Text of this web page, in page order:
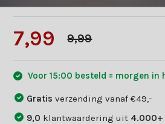
7,99 9,99
Voor 15:00 besteld = morgen in
Gratisverzending vanaf €49,-
9,0 klantwaardering uit 4.000+